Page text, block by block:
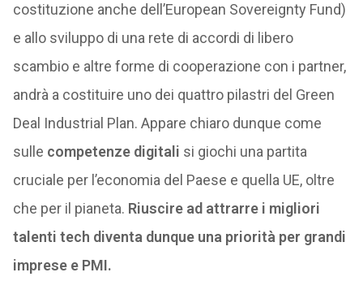
costituzione anche dell’European Sovereignty Fund)
e allo sviluppo di una rete di accordi di libero
scambio e altre forme di cooperazione con i partner,
andrà a costituire uno dei quattro pilastri del Green
Deal Industrial Plan. Appare chiaro dunque come
sulle competenze digitali si giochi una partita
cruciale per l’economia del Paese e quella UE, oltre
che per il pianeta. Riuscire ad attrarre i migliori
talenti tech diventa dunque una priorità per grandi
imprese e PMI.